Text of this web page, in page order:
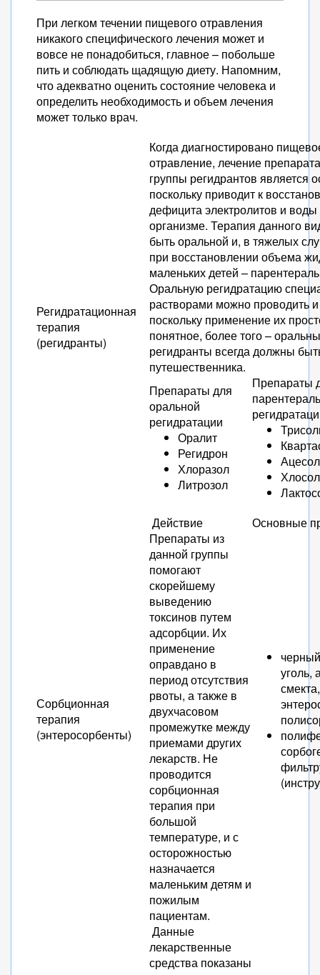
При легком течении пищевого отравления
никакого специфического лечения может и
вовсе не понадобиться, главное – побольше
пить и соблюдать щадящую диету. Напомним,
что адекватно оценить состояние человека и
определить необходимость и объем лечения
может только врач.
Регидратационная
терапия
(регидранты)
Когда диагностировано
отравление, лечение
группы регидрантов является
поскольку приводит к
дефицита электролитов и воды
организме. Терапия данного
быть оральной и, в тяжелых
при восстановлении объема
маленьких детей –
Оральную регидратацию
растворами можно проводить
поскольку применение их
понятное, более того –
регидранты всегда должны
путешественника.
Препараты для
оральной
регидратации
Оралит
Регидрон
Хлоразол
Литрозол
Препараты
Сорбционная
терапия
(энтеросорбенты)
Действие
Основные
Препараты из
данной группы
помогают
скорейшему
выведению
токсинов путем
адсорбции. Их
применение
оправдано в
период отсутствия
рвоты, а также в
двухчасовом
промежутке между
приемами других
лекарств. Не
проводится
сорбционная
терапия при
большой
температуре, и с
осторожностью
назначается
маленьким детям и
пожилым
пациентам.
уголь,
смекта,
Данные
лекарственные
средства показаны